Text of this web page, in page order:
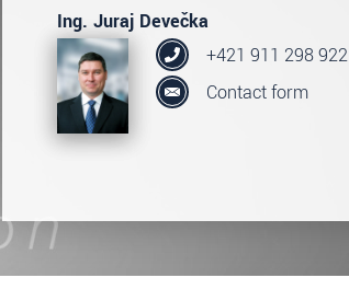
Ing. Juraj Devečka
+421 911 298 922
Contact form